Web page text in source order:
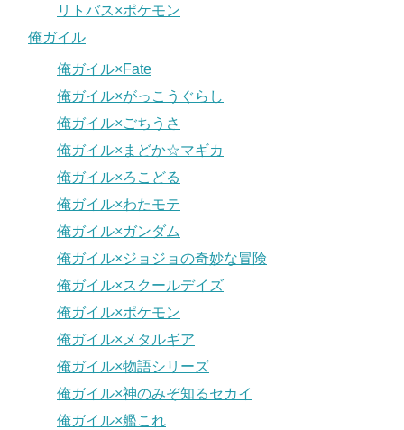
リトバス×ポケモン
俺ガイル
俺ガイル×Fate
俺ガイル×がっこうぐらし
俺ガイル×ごちうさ
俺ガイル×まどか☆マギカ
俺ガイル×ろこどる
俺ガイル×わたモテ
俺ガイル×ガンダム
俺ガイル×ジョジョの奇妙な冒険
俺ガイル×スクールデイズ
俺ガイル×ポケモン
俺ガイル×メタルギア
俺ガイル×物語シリーズ
俺ガイル×神のみぞ知るセカイ
俺ガイル×艦これ